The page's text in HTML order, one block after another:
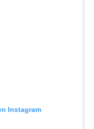
Instagram